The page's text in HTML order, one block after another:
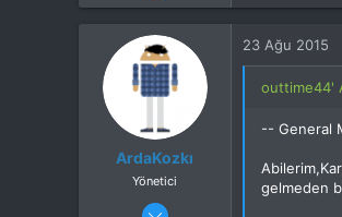
0
Malatya
ArdaKozkı
Yönetici
25 Nis 2015
23 Ağu 2015
outtime44'
-- General
gelmeden